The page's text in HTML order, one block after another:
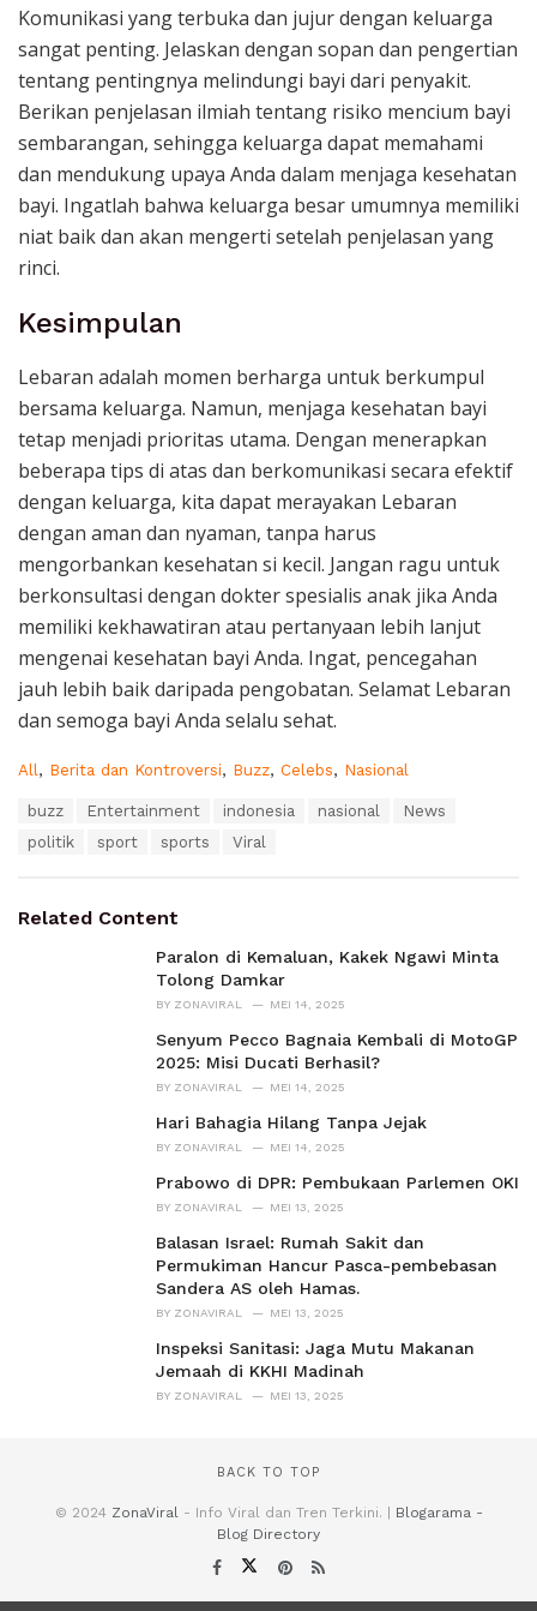
Komunikasi yang terbuka dan jujur dengan keluarga
sangat penting. Jelaskan dengan sopan dan pengertian
tentang pentingnya melindungi bayi dari penyakit.
Berikan penjelasan ilmiah tentang risiko mencium bayi
sembarangan, sehingga keluarga dapat memahami
dan mendukung upaya Anda dalam menjaga kesehatan
bayi. Ingatlah bahwa keluarga besar umumnya memiliki
niat baik dan akan mengerti setelah penjelasan yang
rinci.
Kesimpulan
Lebaran adalah momen berharga untuk berkumpul
bersama keluarga. Namun, menjaga kesehatan bayi
tetap menjadi prioritas utama. Dengan menerapkan
beberapa tips di atas dan berkomunikasi secara efektif
dengan keluarga, kita dapat merayakan Lebaran
dengan aman dan nyaman, tanpa harus
mengorbankan kesehatan si kecil. Jangan ragu untuk
berkonsultasi dengan dokter spesialis anak jika Anda
memiliki kekhawatiran atau pertanyaan lebih lanjut
mengenai kesehatan bayi Anda. Ingat, pencegahan
jauh lebih baik daripada pengobatan. Selamat Lebaran
dan semoga bayi Anda selalu sehat.
C
i
All, Berita dan Kontroversi, Buzz, Celebs, Nasional
buzz Entertainment indonesia nasional
News
politik
sport sports Viral
Related Content
Paralon di Kemaluan, Kakek Ngawi Minta
Tolong Damkar
BY ZONAVIRAL MEI 14, 2025
Senyum Pecco Bagnaia Kembali di MotoGP
2025: Misi Ducati Berhasil?
BY ZONAVIRAL MEI 14, 2025
Hari Bahagia Hilang Tanpa Jejak
BY ZONAVIRAL MEI 14, 2025
Prabowo di DPR: Pembukaan Parlemen OKI
BY ZONAVIRAL MEI 13, 2025
Balasan Israel: Rumah Sakit dan
Permukiman Hancur Pasca-pembebasan
Sandera AS oleh Hamas.
BY ZONAVIRAL MEI 13, 2025
Inspeksi Sanitasi: Jaga Mutu Makanan
Jemaah di KKHI Madinah
BY ZONAVIRAL MEI 13, 2025
BACK TO TOP
© 2024 ZonaViral- Info Viral dan Tren Terkini. |
Blogarama -
Blog Directory